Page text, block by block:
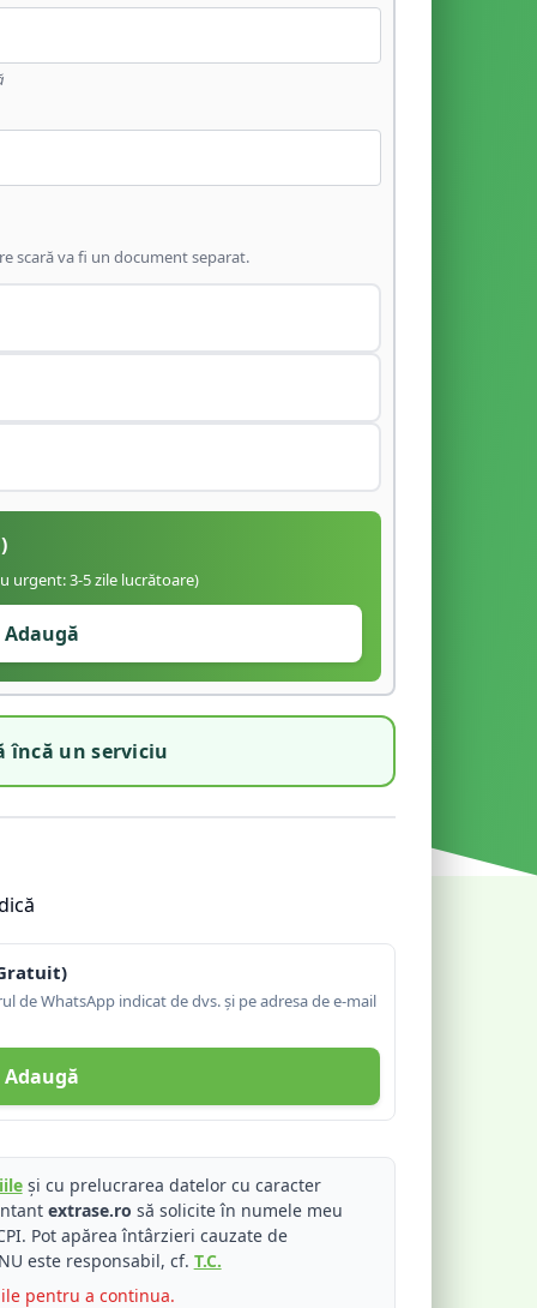
scară va fi un document separat.
urgent: 3-5 zile lucrătoare)
Adaugă
încă un serviciu
de WhatsApp indicat de dvs. și pe adresa de e-mail
Adaugă
și cu prelucrarea datelor cu caracter
extrase.ro să solicite în numele meu
Pot apărea întârzieri cauzate de
este responsabil, cf. T.C.
pentru a continua.